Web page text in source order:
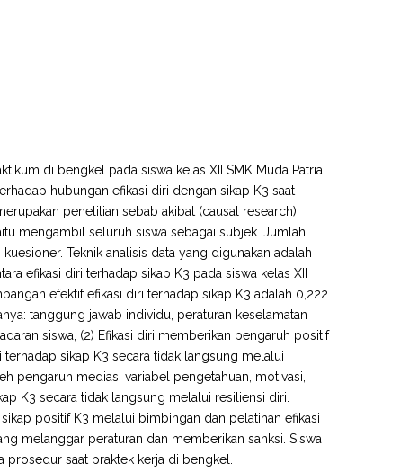
di bengkel pada siswa kelas XII SMK Muda Patria
hubungan efikasi diri dengan sikap K3 saat
penelitian sebab akibat (causal research)
mengambil seluruh siswa sebagai subjek. Jumlah
Teknik analisis data yang digunakan adalah
efikasi diri terhadap sikap K3 pada siswa kelas XII
efektif efikasi diri terhadap sikap K3 adalah 0,222
tanggung jawab individu, peraturan keselamatan
siswa, (2) Efikasi diri memberikan pengaruh positif
sikap K3 secara tidak langsung melalui
pengaruh mediasi variabel pengetahuan, motivasi,
K3 secara tidak langsung melalui resiliensi diri.
positif K3 melalui bimbingan dan pelatihan efikasi
melanggar peraturan dan memberikan sanksi. Siswa
saat praktek kerja di bengkel.